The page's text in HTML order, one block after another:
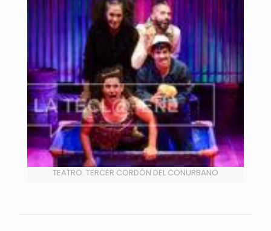
TEATRO. TERCER CORDÓN DEL CONURBANO